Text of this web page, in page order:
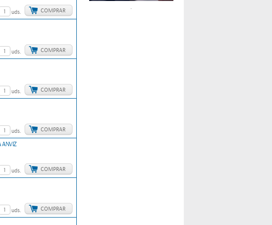
uds. COMPRAR
uds. COMPRAR
uds. COMPRAR
uds. COMPRAR
ANVIZ
uds. COMPRAR
uds. COMPRAR
.